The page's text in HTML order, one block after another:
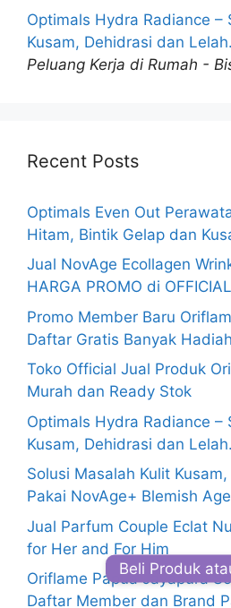
Optimals Hydra Radiance –
Kusam, Dehidrasi dan Lelah.
Peluang Kerja di Rumah -
Recent Posts
Optimals Even Out
Hitam, Bintik Gelap dan
Jual NovAge Ecollagen
HARGA PROMO di
Promo Member Baru
Daftar Gratis Banyak
Toko Official Jual Produk
Murah dan Ready Stok
Optimals Hydra Radiance –
Kusam, Dehidrasi dan Lelah.
Solusi Masalah Kulit
Pakai NovAge+ Blemish
Jual Parfum Couple Eclat
for Her and For Him
Oriflame Papua Jayapura
Daftar Member dan Brand
Beli Produk